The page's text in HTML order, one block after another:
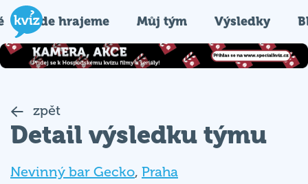
Kde hrajeme Můj tým Výsledky
zpět
Detail výsledku týmu
Nevinný bar Gecko, Praha